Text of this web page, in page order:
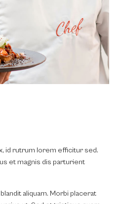
id rutrum lorem efficitur sed.
et magnis dis parturient
aliquam. Morbi placerat